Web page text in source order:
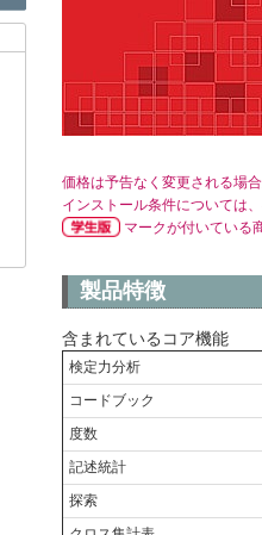
価格は予告なく変更される場合
インストール条件については
マークが付いている
製品特徴
含まれているコア機能
検定力分析
コードブック
度数
記述統計
探索